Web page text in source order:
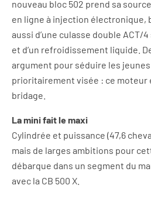
nouveau bloc 502 prend sa
en ligne à injection électronique,
aussi d’une culasse double ACT/
et d’un refroidissement liquide.
argument pour séduire les
prioritairement visée : ce moteur
bridage.
La mini fait le maxi
Cylindrée et puissance (47,6
mais de larges ambitions pour
débarque dans un segment du
avec la CB 500 X.